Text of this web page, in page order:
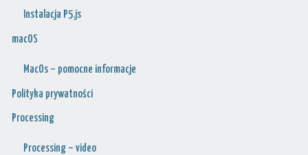
Instalacja P5.js
macOS
MacOs – pomocne informacje
Polityka prywatności
Processing
Processing – video